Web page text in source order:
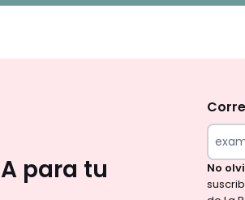
tu
para tu
No